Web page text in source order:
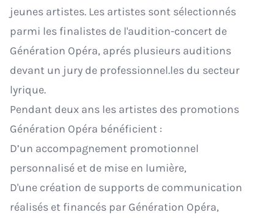
jeunes artistes. Les artistes sont sélectionnés
parmi les finalistes de l'audition-concert de
Génération Opéra, aprés plusieurs auditions
devant un jury de professionnel.les du secteur
lyrique.
Pendant deux ans les artistes des promotions
Génération Opéra bénéficient :
D’un accompagnement promotionnel
personnalisé et de mise en lumière,
D'une création de supports de communication
réalisés et financés par Génération Opéra,